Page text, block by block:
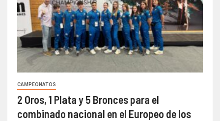
CAMPEONATOS
2 Oros, 1 Plata y 5 Bronces para el
combinado nacional en el Europeo de los